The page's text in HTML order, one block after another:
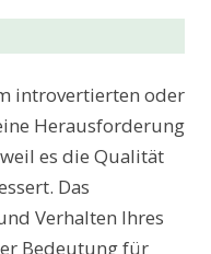
introvertierten oder
Herausforderung
es die Qualität
Das
Verhalten Ihres
Bedeutung für